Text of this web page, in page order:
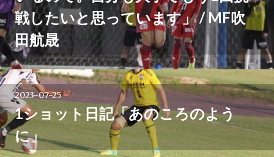
戦したいと思っています」 / MF吹
田航晟
2023-07-25
1ショット日記「あのころのよう
に」